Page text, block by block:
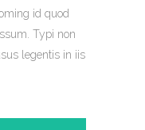
id quod
Typi non
legentis in iis